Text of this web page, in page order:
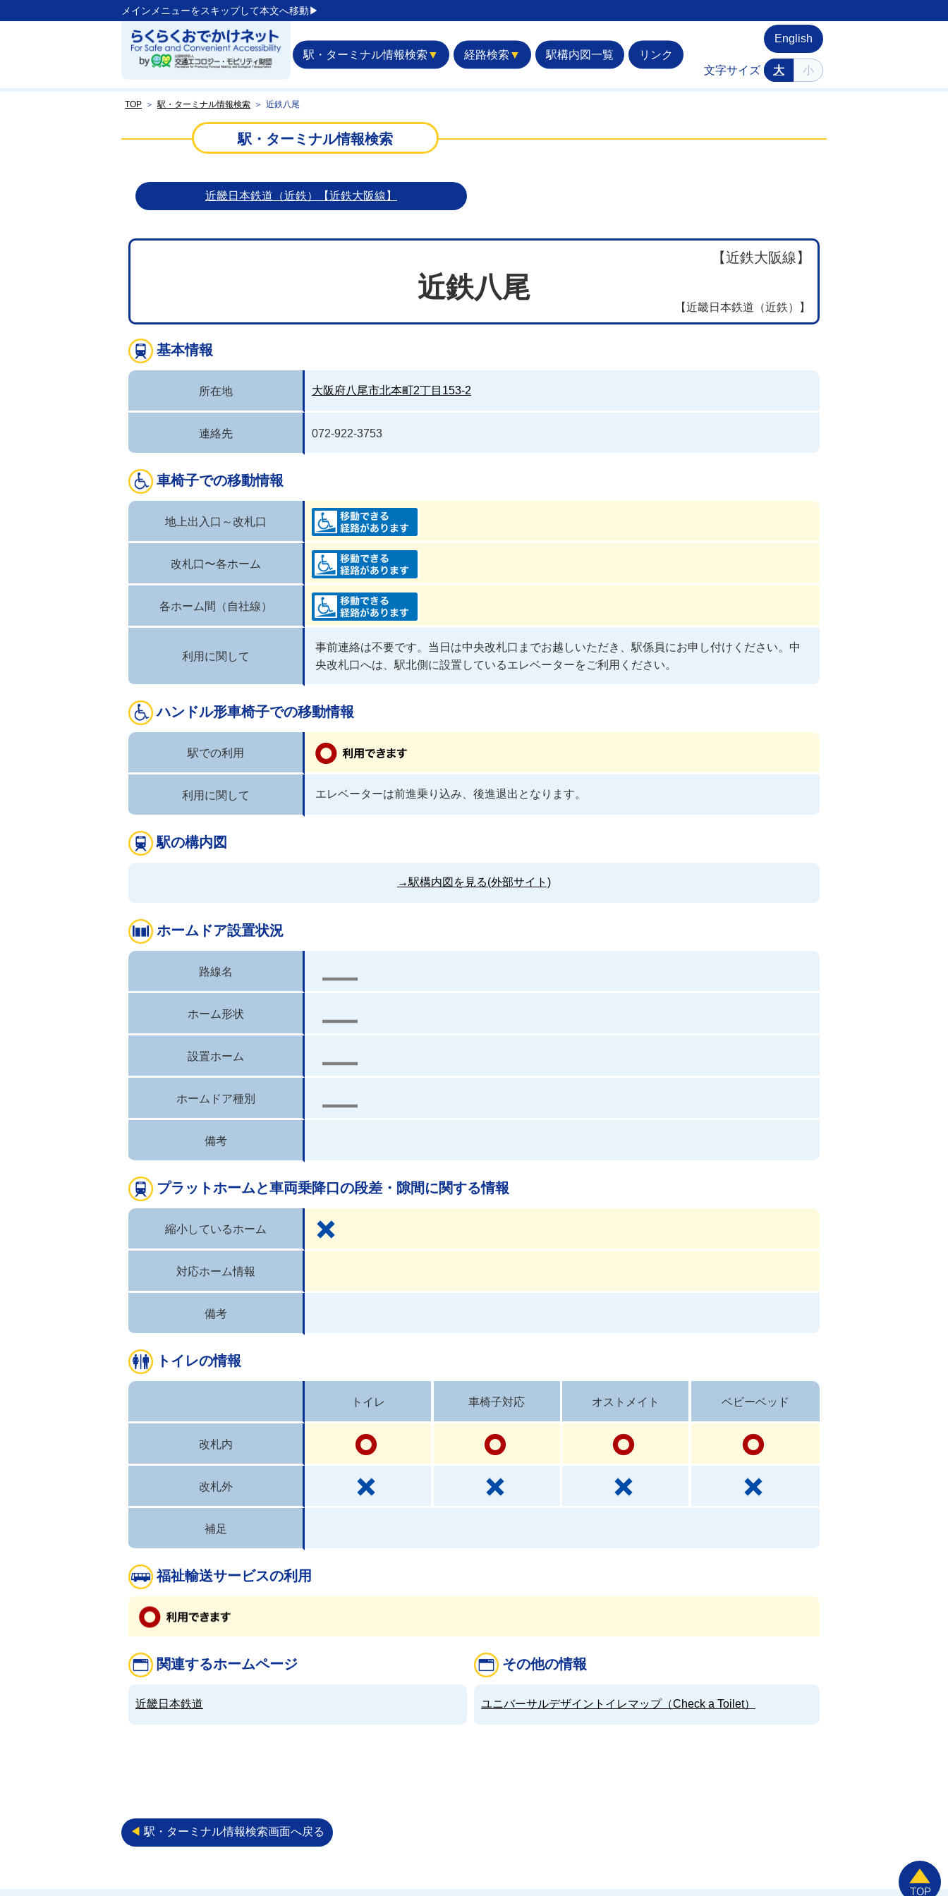
メインメニューをスキップして本文へ移動▶︎
駅・ターミナル情報検索 ▼ 経路検索 ▼ 駅構内図一覧 リンク
English
文字サイズ 大 小
TOP ＞ 駅・ターミナル情報検索 ＞ 近鉄八尾
駅・ターミナル情報検索
近畿日本鉄道（近鉄）【近鉄大阪線】
【近鉄大阪線】
近鉄八尾
【近畿日本鉄道（近鉄）】
基本情報
所在地 大阪府八尾市北本町2丁目153-2
連絡先 072-922-3753
車椅子での移動情報
地上出入口～改札口
改札口〜各ホーム
各ホーム間（自社線）
利用に関して
事前連絡は不要です。当日は中央改札口までお越しいただき、駅係員にお申し付けください。中
央改札口へは、駅北側に設置しているエレベーターをご利用ください。
ハンドル形車椅子での移動情報
駅での利用
利用に関して エレベーターは前進乗り込み、後進退出となります。
駅の構内図
→駅構内図を見る(外部サイト)
ホームドア設置状況
路線名
ホーム形状
設置ホーム
ホームドア種別
備考
プラットホームと車両乗降口の段差・隙間に関する情報
縮小しているホーム
対応ホーム情報
備考
トイレの情報
改札内
改札外
トイレ 車椅子対応 オストメイト ベビーベッド
補足
福祉輸送サービスの利用
関連するホームページ
近畿日本鉄道
その他の情報
ユニバーサルデザイントイレマップ（Check a Toilet）
◀︎ 駅・ターミナル情報検索画面へ戻る